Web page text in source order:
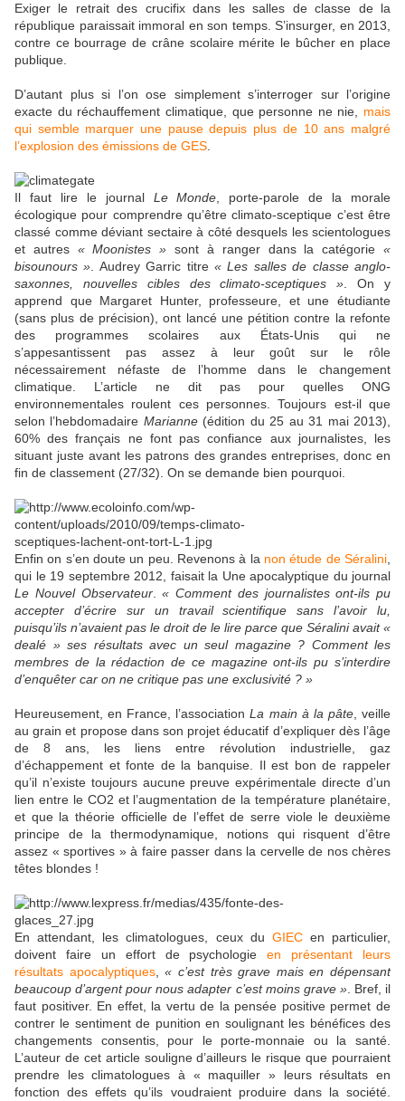
Exiger le retrait des crucifix dans les salles de classe de la
république paraissait immoral en son temps. S’insurger, en 2013,
contre ce bourrage de crâne scolaire mérite le bûcher en place
publique.
D’autant plus si l’on ose simplement s’interroger sur l’origine
exacte du réchauffement climatique, que personne ne nie, mais
qui semble marquer une pause depuis plus de 10 ans malgré
l’explosion des émissions de GES
Il faut lire le journal Le Monde , porte-parole de la morale
écologique pour comprendre qu’être climato-sceptique c’est être
classé comme déviant sectaire à côté desquels les scientologues
et autres « Moonistes » sont à ranger dans la catégorie«
bisounours » . Audrey Garric titre« Les salles de classe anglo-
saxonnes, nouvelles cibles des climato-sceptiques » . On y
apprend que Margaret Hunter, professeure, et une étudiante
(sans plus de précision), ont lancé une pétition contre la refonte
des programmes scolaires aux États-Unis qui ne
s’appesantissent pas assez à leur goût sur le rôle
nécessairement néfaste de l’homme dans le changement
climatique. L’article ne dit pas pour quelles ONG
environnementales roulent ces personnes. Toujours est-il que
selon l’hebdomadaire Marianne(édition du 25 au 31 mai 2013),
60% des français ne font pas confiance aux journalistes, les
situant juste avant les patrons des grandes entreprises, donc en
fin de classement (27/32). On se demande bien pourquoi.
Enfin on s’en doute un peu. Revenons à la non étude de Séralini
qui le 19 septembre 2012, faisait la Une apocalyptique du journal
Le Nouvel Observateur.« Comment des journalistes ont-ils pu
accepter d’écrire sur un travail scientifique sans l’avoir lu,
puisqu’ils n’avaient pas le droit de le lire parce que Séralini avait «
dealé » ses résultats avec un seul magazine ? Comment les
membres de la rédaction de ce magazine ont-ils pu s’interdire
d’enquêter car on ne critique pas une exclusivité ? »
Heureusement, en France, l’associationLa main à la pâte, veille
au grain et propose dans son projet éducatif d’expliquer dès l’âge
de 8 ans, les liens entre révolution industrielle, gaz
d’échappement et fonte de la banquise. Il est bon de rappeler
qu’il n’existe toujours aucune preuve expérimentale directe d’un
lien entre le CO2 et l’augmentation de la température planétaire,
et que la théorie officielle de l’effet de serre viole le deuxième
principe de la thermodynamique, notions qui risquent d’être
assez « sportives » à faire passer dans la cervelle de nos chères
têtes blondes !
En attendant, les climatologues, ceux du GIECen particulier,
doivent faire un effort de psychologieen présentant leurs
résultats apocalyptiques,« c’est très grave mais en dépensant
beaucoup d’argent pour nous adapter c’est moins grave ». Bref, il
faut positiver. En effet, la vertu de la pensée positive permet de
contrer le sentiment de punition en soulignant les bénéfices des
changements consentis, pour le porte-monnaie ou la santé.
L’auteur de cet article souligne d’ailleurs le risque que pourraient
prendre les climatologues à « maquiller » leurs résultats en
fonction des effets qu’ils voudraient produire dans la société.